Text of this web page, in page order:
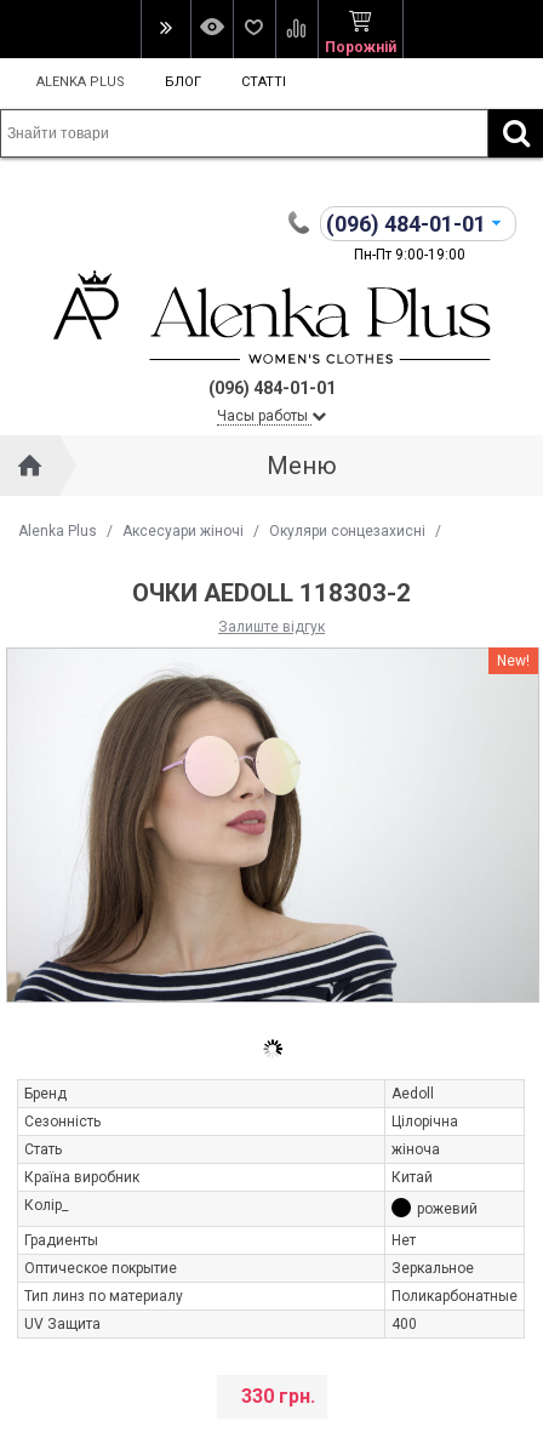
Порожній
ALENKA PLUS БЛОГ СТАТТІ
(096) 484-01-01
Пн-Пт 9:00-19:00
(096) 484-01-01
Часы работы
Меню
Alenka Plus / Аксесуари жіночі / Окуляри сонцезахисні /
ОЧКИ AEDOLL 118303-2
Залиште відгук
New!
Бренд
Aedoll
Сезонність
Цілорічна
Стать
жіноча
Країна виробник
Китай
Колір_
рожевий
Градиенты
Нет
Оптическое покрытие
Зеркальное
Тип линз по материалу
Поликарбонатные
UV Защита
400
330 грн.